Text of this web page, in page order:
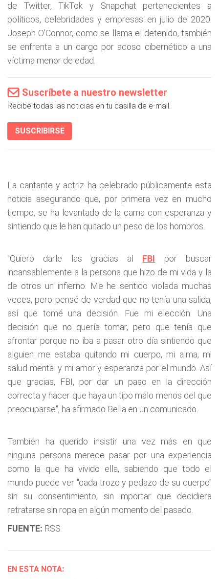
de Twitter, TikTok y Snapchat pertenecientes a
políticos, celebridades y empresas en julio de 2020.
Joseph O'Connor, como se llama el detenido, también
se enfrenta a un cargo por acoso cibernético a una
víctima menor de edad.
Suscríbete a nuestro newsletter
Recibe todas las noticias en tu casilla de e-mail.
SUSCRIBIRSE
La cantante y actriz ha celebrado públicamente esta
noticia asegurando que, por primera vez en mucho
tiempo, se ha levantado de la cama con esperanza y
sintiendo que le han quitado un peso de los hombros.
"Quiero darle las gracias al FBI por buscar
incansablemente a la persona que hizo de mi vida y la
de otros un infierno. Me he sentido violada muchas
veces, pero pensé de verdad que no tenía una salida,
así que tomé una decisión. Fue mi elección. Una
decisión que no quería tomar, pero que tenía que
afrontar porque no iba a pasar otro día sintiendo que
alguien me estaba quitando mi cuerpo, mi alma, mi
salud mental y mi amor y esperanza por el mundo. Así
que gracias, FBI, por dar un paso en la dirección
correcta y hacer que haya un tipo malo menos del que
preocuparse", ha afirmado Bella en un comunicado.
También ha querido insistir una vez más en que
ninguna persona merece pasar por una experiencia
como la que ha vivido ella, sabiendo que todo el
mundo puede ver "cada trozo y pedazo de su cuerpo"
sin su consentimiento, sin importar que decidiera
retratarse sin ropa en algún momento del pasado.
FUENTE: RSS
EN ESTA NOTA: